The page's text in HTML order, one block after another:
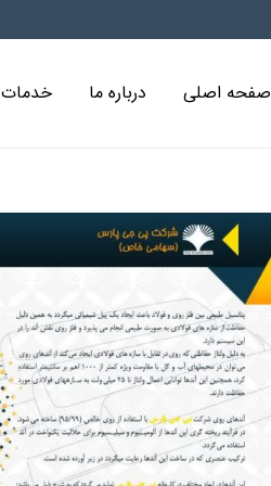
صفحه اصلی درباره ما خدمات